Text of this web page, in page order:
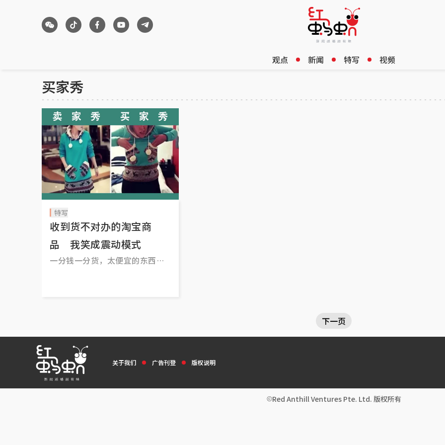
观点 新闻 特写 视频
买家秀
特写
收到货不对办的淘宝商
品 我笑成震动模式
一分钱一分货，太便宜的东西买
下一页
关于我们 广告刊登 版权说明
Red Anthill Ventures Pte. Ltd. 版权所有